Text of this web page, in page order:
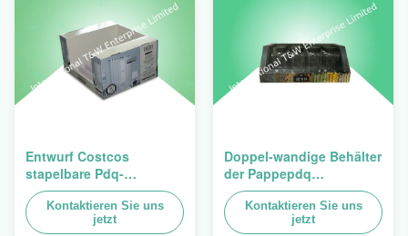
Entwurf Costcos
stapelbare Pdq-
Hochleistungsbehälter
zum Verkauf des
Vorhangs, Last 100kgs
Kontaktieren Sie uns
jetzt
Doppel-wandige Behälter
der Pappepdq
Hochleistungsstackup
für die Förderung von
Gewürzen/von
Kontaktieren Sie uns
jetzt